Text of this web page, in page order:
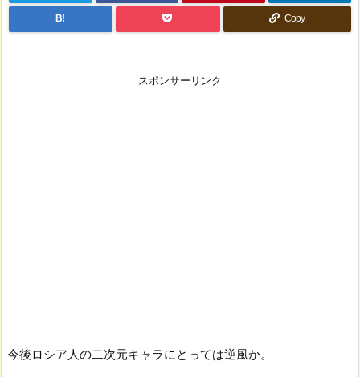
B! Copy
スポンサーリンク
今後ロシア人の二次元キャラにとっては逆風か。